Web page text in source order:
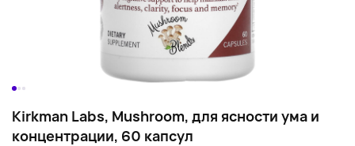
Kirkman Labs, Mushroom, для ясности ума и
концентрации, 60 капсул